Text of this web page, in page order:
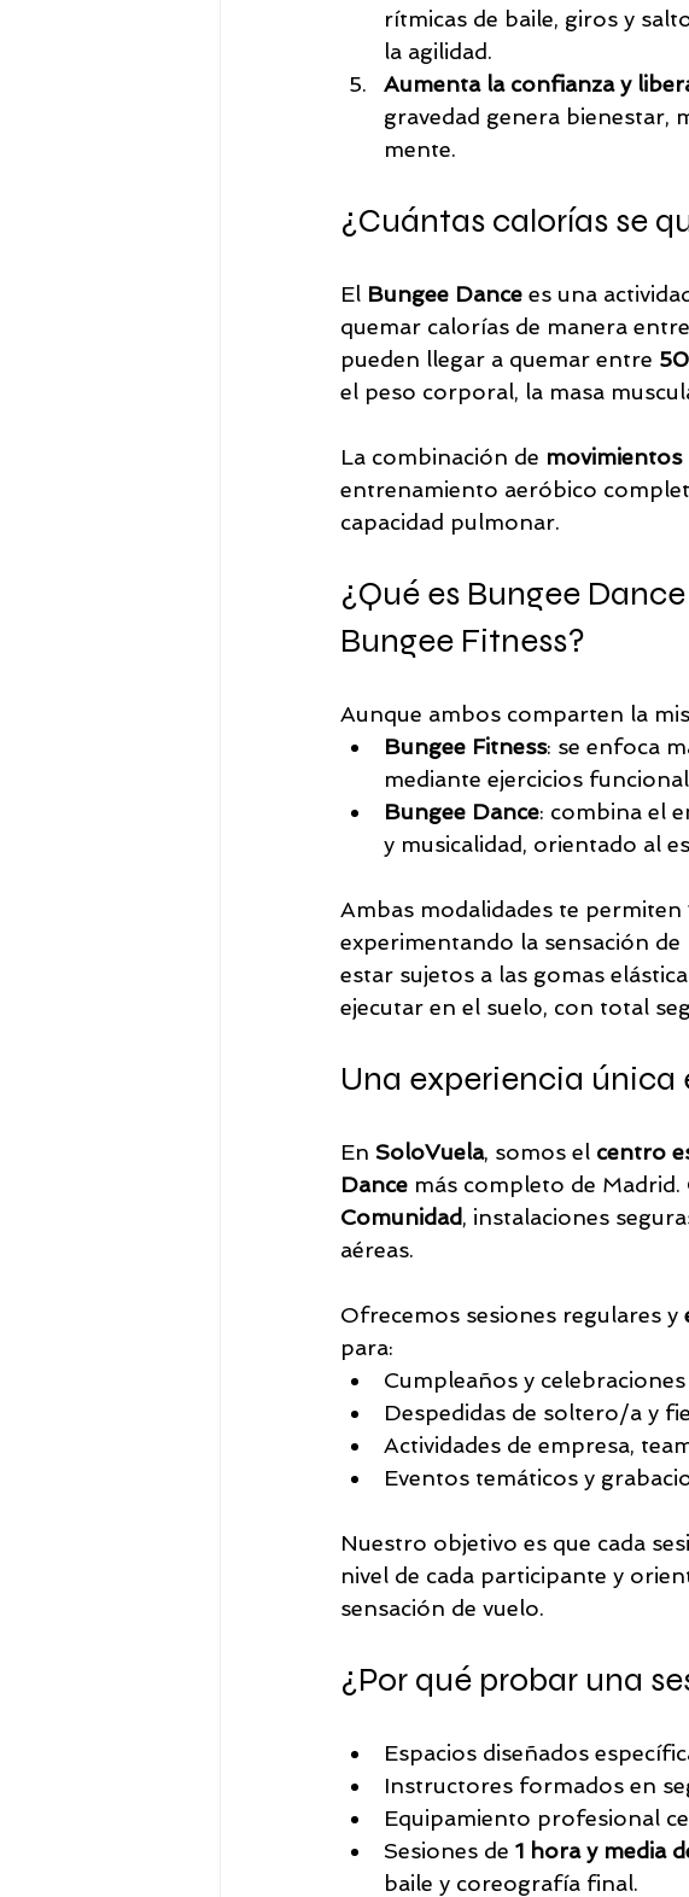
rítmicas de baile, giros y
la agilidad.
Aumenta la confianza y
gravedad genera bienestar,
mente.
¿Cuántas calorías se
El Bungee Dance es una actividad
quemar calorías de manera
pueden llegar a quemar entre
el peso corporal, la masa
La combinación de movimientos
entrenamiento aeróbico
capacidad pulmonar.
¿Qué es Bungee
Bungee Fitness?
Aunque ambos comparten la
Bungee Fitness: se enfoca
mediante ejercicios
Bungee Dance: combina el
y musicalidad, orientado al
Ambas modalidades te permiten
experimentando la sensación
estar sujetos a las gomas
ejecutar en el suelo, con total
Una experiencia única
En SoloVuela, somos el centro
Dance más completo de
Comunidad, instalaciones
aéreas.
Ofrecemos sesiones regulares y
para:
Cumpleaños y celebraciones
Despedidas de soltero/a y
Actividades de empresa,
Eventos temáticos y
Nuestro objetivo es que cada
nivel de cada participante y
sensación de vuelo.
¿Por qué probar una
Espacios diseñados
Instructores formados en
Equipamiento profesional
Sesiones de 1 hora y media
baile y coreografía final.